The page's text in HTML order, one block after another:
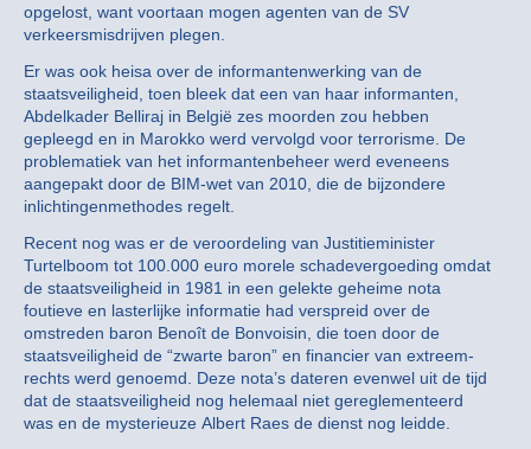
opgelost, want voortaan mogen agenten van de SV
verkeersmisdrijven plegen.
Er was ook heisa over de informantenwerking van de
staatsveiligheid, toen bleek dat een van haar informanten,
Abdelkader Belliraj in België zes moorden zou hebben
gepleegd en in Marokko werd vervolgd voor terrorisme. De
problematiek van het informantenbeheer werd eveneens
aangepakt door de BIM-wet van 2010, die de bijzondere
inlichtingenmethodes regelt.
Recent nog was er de veroordeling van Justitieminister
Turtelboom tot 100.000 euro morele schadevergoeding omdat
de staatsveiligheid in 1981 in een gelekte geheime nota
foutieve en lasterlijke informatie had verspreid over de
omstreden baron Benoît de Bonvoisin, die toen door de
staatsveiligheid de “zwarte baron” en financier van extreem-
rechts werd genoemd. Deze nota’s dateren evenwel uit de tijd
dat de staatsveiligheid nog helemaal niet gereglementeerd
was en de mysterieuze Albert Raes de dienst nog leidde.